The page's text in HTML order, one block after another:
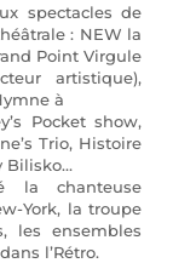
spectacles de
: NEW la
Point Virgule
artistique),
à
Pocket show,
Trio, Histoire
Bilisko…
la chanteuse
York, la troupe
les ensembles
l’Rétro.